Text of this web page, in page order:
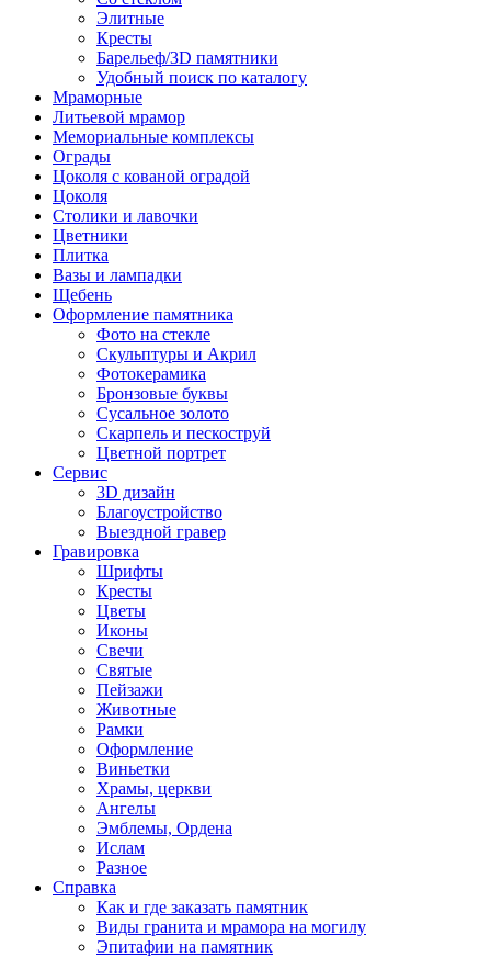
Элитные
Кресты
Барельеф/3D памятники
Удобный поиск по каталогу
Мраморные
Литьевой мрамор
Мемориальные комплексы
Ограды
Цоколя с кованой оградой
Цоколя
Столики и лавочки
Цветники
Плитка
Вазы и лампадки
Щебень
Оформление памятника
Фото на стекле
Скульптуры и Акрил
Фотокерамика
Бронзовые буквы
Сусальное золото
Скарпель и пескоструй
Цветной портрет
Сервис
3D дизайн
Благоустройство
Выездной гравер
Гравировка
Шрифты
Кресты
Цветы
Иконы
Свечи
Святые
Пейзажи
Животные
Рамки
Оформление
Виньетки
Храмы, церкви
Ангелы
Эмблемы, Ордена
Ислам
Разное
Справка
Как и где заказать памятник
Виды гранита и мрамора на могилу
Эпитафии на памятник